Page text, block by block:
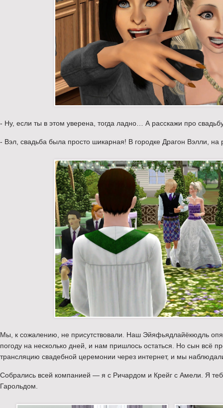
- Ну, если ты в этом уверена, тогда ладно… А расскажи про
- Вэл, свадьба была просто шикарная! В городке Драгон Вэлли,
Мы, к сожалению, не присутствовали. Наш Эйяфьядлайёкюдль
погоду на несколько дней, и нам пришлось остаться. Но сын всё
трансляцию свадебной церемонии через интернет, и мы
Собрались всей компанией — я с Ричардом и Крейг с Амели. Я
Гарольдом.